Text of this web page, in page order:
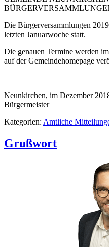
Die Bürgerversammlungen
letzten Januarwoche statt.
Die genauen Termine werden
auf der Gemeindehomepage
Neunkirchen, im
Bürgermeister
Kategorien: Amtliche
Grußwort